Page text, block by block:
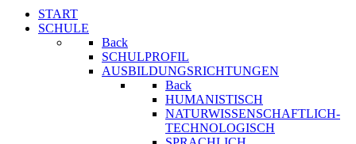
START
SCHULE
Back
SCHULPROFIL
AUSBILDUNGSRICHTUNGEN
Back
HUMANISTISCH
NATURWISSENSCHAFTLICH-
TECHNOLOGISCH